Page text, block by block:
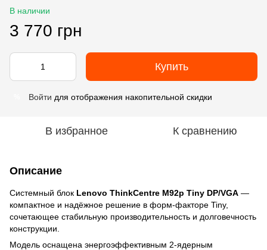
В наличии
3 770 грн
Купить
Войти для отображения накопительной скидки
В избранное К сравнению
Описание
Системный блок Lenovo ThinkCentre M92p Tiny DP/VGA —
компактное и надёжное решение в форм-факторе Tiny,
сочетающее стабильную производительность и долговечность
конструкции.
Модель оснащена энергоэффективным 2-ядерным